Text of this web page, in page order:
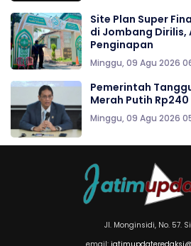
Site Plan Super
di Jombang Dirilis,
Penginapan
Minggu, 09 Agu 2026
Pemerintah
Merah Putih
Minggu, 09 Agu 2026
Jl. Monginsidi, No. 57.